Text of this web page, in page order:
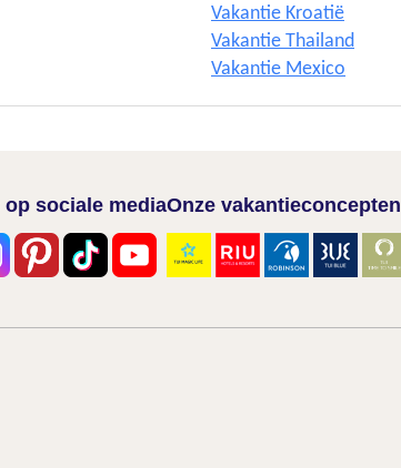
Vakantie Kroatië
Vakantie Thailand
Vakantie Mexico
op sociale mediaOnze vakantieconcepten